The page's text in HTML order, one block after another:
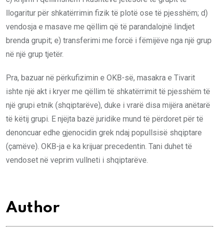
llogaritur për shkatërrimin fizik të plotë ose të pjesshëm; d)
vendosja e masave me qëllim që të parandalojnë lindjet
brenda grupit; e) transferimi me forcë i fëmijëve nga një grup
në një grup tjetër.
Pra, bazuar në përkufizimin e OKB-së, masakra e Tivarit
ishte një akt i kryer me qëllim të shkatërrimit të pjesshëm të
një grupi etnik (shqiptarëve), duke i vrarë disa mijëra anëtarë
të këtij grupi. E njëjta bazë juridike mund të përdoret për të
denoncuar edhe gjenocidin grek ndaj popullsisë shqiptare
(çamëve). OKB-ja e ka krijuar precedentin. Tani duhet të
vendoset në veprim vullneti i shqiptarëve.
Author